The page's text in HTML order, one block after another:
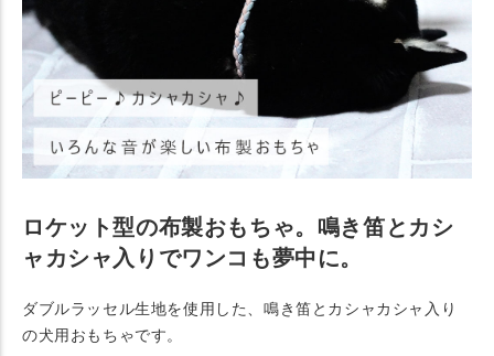
ロケット型の布製おもちゃ。鳴き笛とカシ
ャカシャ入りでワンコも夢中に。
ダブルラッセル生地を使用した、鳴き笛とカシャカシャ入り
の犬用おもちゃです。